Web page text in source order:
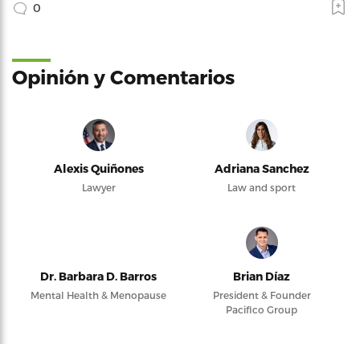
0
Opinión y Comentarios
Alexis Quiñones
Lawyer
Adriana Sanchez
Law and sport
Dr. Barbara D. Barros
Mental Health & Menopause
Brian Díaz
President & Founder
Pacifico Group